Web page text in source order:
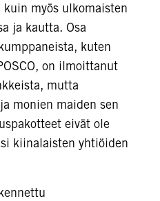
myös ulkomaisten
ja kautta. Osa
kuten
on ilmoittanut
mutta
monien maiden sen
eivät ole
kiinalaisten yhtiöiden